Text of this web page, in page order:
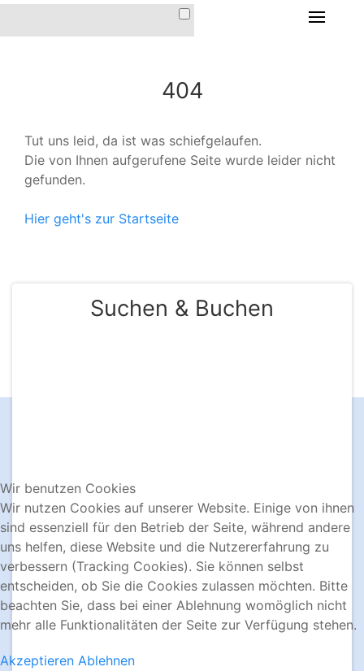
IM HAUS CHRISTINA
AUSSTATTUNG &
INVENTAR
LAGE & ANFAHRT
DER ORT AROSA
KONTAKT & BUCHUNG
404
Tut uns leid, da ist was schiefgelaufen.
Die von Ihnen aufgerufene Seite wurde leider nicht
gefunden.
Hier geht's zur Startseite
Wir benutzen Cookies
Wir nutzen Cookies auf unserer Website. Einige von ihnen
sind essenziell für den Betrieb der Seite, während andere
uns helfen, diese Website und die Nutzererfahrung zu
verbessern (Tracking Cookies). Sie können selbst
entscheiden, ob Sie die Cookies zulassen möchten. Bitte
beachten Sie, dass bei einer Ablehnung womöglich nicht
mehr alle Funktionalitäten der Seite zur Verfügung stehen.
Akzeptieren Ablehnen
Suchen & Buchen